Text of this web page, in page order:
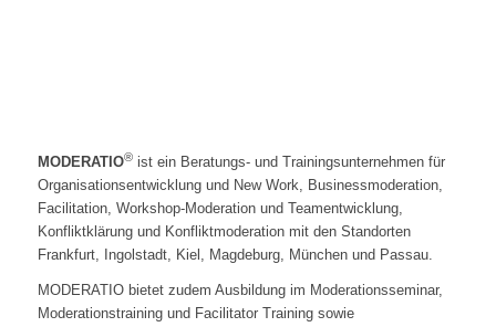
MODERATIO®ist ein Beratungs- und Trainingsunternehmen für
Organisationsentwicklung und New Work, Businessmoderation,
Facilitation, Workshop-Moderation und Teamentwicklung,
Konfliktklärung und Konfliktmoderation mit den Standorten
Frankfurt, Ingolstadt, Kiel, Magdeburg, München und Passau.
MODERATIO bietet zudem Ausbildung im Moderationsseminar,
Moderationstraining und Facilitator Training sowie